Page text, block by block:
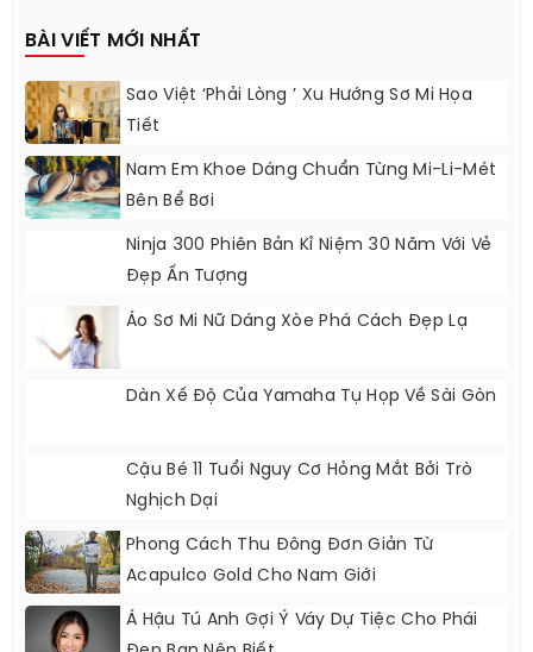
BÀI VIẾT MỚI NHẤT
Sao Việt ‘phải Lòng ’ Xu Hướng Sơ Mi Họa
Nam Em Khoe Dáng Chuẩn Từng Mi-Li-Mét
Ninja 300 Phiên Bản Kỉ Niệm 30 Năm Với Vẻ
Đẹp Ấn Tượng
Áo Sơ Mi Nữ Dáng Xòe Phá Cách Đẹp Lạ
Dàn Xế Độ Của Yamaha Tụ Họp Về Sài Gòn
Cậu Bé 11 Tuổi Nguy Cơ Hỏng Mắt Bởi Trò
Nghịch Dại
Phong Cách Thu Đông Đơn Giản Từ
Acapulco Gold Cho Nam Giới
Á Hậu Tú Anh Gợi Ý Váy Dự Tiệc Cho Phái